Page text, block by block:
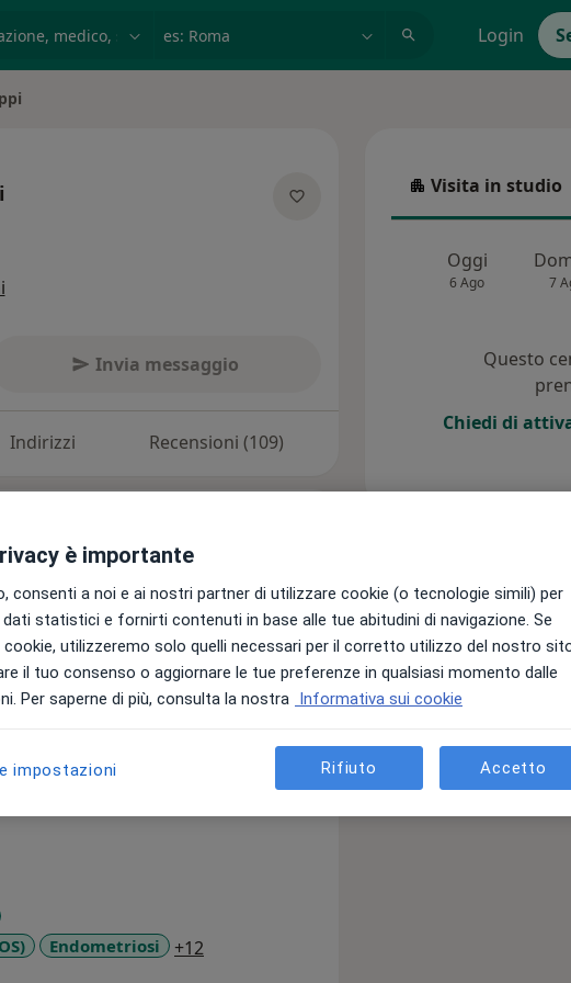
Login
Invia messaggio
Indirizzi Recensioni (109)
al numero del centro o
desiderata tra le disponibilità
strutture dotate della
che offra la prestazione di
Endometriosi +12
Visita in studio
Visita in studio
Oggi
6 Ago 7
Questo
Chiedi di
è importante
consenti a noi e ai nostri partner di utilizzare cookie (o tecnologie simili) per
statistici e fornirti contenuti in base alle tue abitudini di navigazione. Se
utilizzeremo solo quelli necessari per il corretto utilizzo del nostro
il tuo consenso o aggiornare le tue preferenze in qualsiasi momento dalle
Per saperne di più, consulta la nostra Informativa sui cookie
impostazioni Rifiuto Accetto